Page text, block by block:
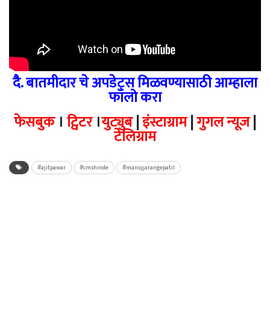
दै. बातमीदार चे अपडेट्स मिळवण्यासाठी आम्हाला
फॉलो करा
फेसबुक। ट्विटर।युट्युब|इंस्टाग्राम|गुगल न्यूज|
टेलिग्राम
#ajitpawar #cmshinde #manojjarangepatil